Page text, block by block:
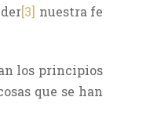
[3] nuestra fe
los principios
que se han